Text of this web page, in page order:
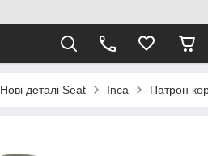
Нові деталі Seat Inca Патрон